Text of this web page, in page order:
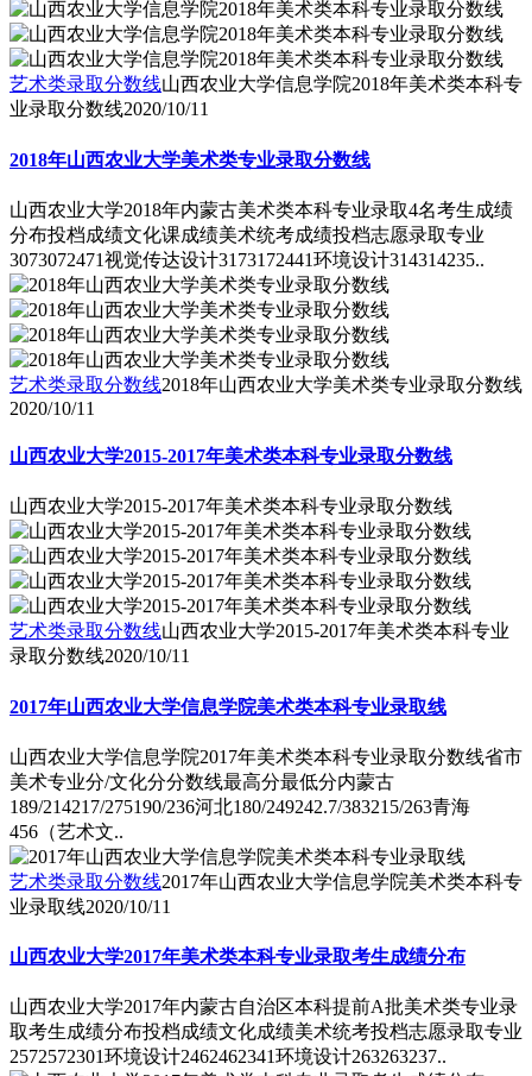
艺术类录取分数线山西农业大学信息学院2018年美术类本科专
业录取分数线2020/10/11
2018年山西农业大学美术类专业录取分数线
山西农业大学2018年内蒙古美术类本科专业录取4名考生成绩
分布投档成绩文化课成绩美术统考成绩投档志愿录取专业
3073072471视觉传达设计3173172441环境设计314314235..
艺术类录取分数线2018年山西农业大学美术类专业录取分数线
2020/10/11
山西农业大学2015-2017年美术类本科专业录取分数线
山西农业大学2015-2017年美术类本科专业录取分数线
艺术类录取分数线山西农业大学2015-2017年美术类本科专业
录取分数线2020/10/11
2017年山西农业大学信息学院美术类本科专业录取线
山西农业大学信息学院2017年美术类本科专业录取分数线省市
美术专业分/文化分分数线最高分最低分内蒙古
189/214217/275190/236河北180/249242.7/383215/263青海
456（艺术文..
艺术类录取分数线2017年山西农业大学信息学院美术类本科专
业录取线2020/10/11
山西农业大学2017年美术类本科专业录取考生成绩分布
山西农业大学2017年内蒙古自治区本科提前A批美术类专业录
取考生成绩分布投档成绩文化成绩美术统考投档志愿录取专业
2572572301环境设计2462462341环境设计263263237..